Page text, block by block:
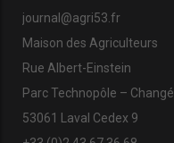
journal@agri53.fr
Maison des Agriculteurs
Rue Albert-Einstein
Parc Technopôle – Changé
53061 Laval Cedex 9